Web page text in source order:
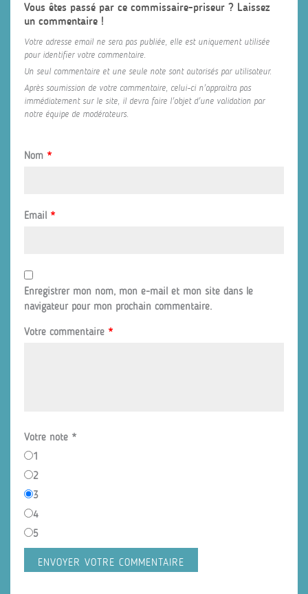
Vous êtes passé par ce commissaire-priseur ? Laissez
un commentaire !
Votre adresse email ne sera pas publiée, elle est uniquement utilisée
pour identifier votre commentaire.
Un seul commentaire et une seule note sont autorisés par utilisateur.
Après soumission de votre commentaire, celui-ci n'appraitra pas
immédiatement sur le site, il devra faire l'objet d'une validation par
notre équipe de modérateurs.
Nom *
Email *
Enregistrer mon nom, mon e-mail et mon site dans le
navigateur pour mon prochain commentaire.
Votre commentaire *
Votre note *
1
2
3
4
5